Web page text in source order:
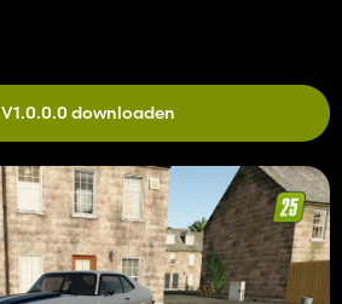
V1.0.0.0 downloaden